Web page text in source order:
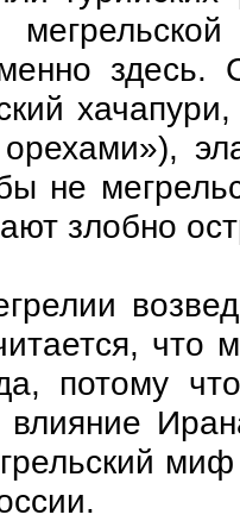
здесь.
не
злобно
что
потому